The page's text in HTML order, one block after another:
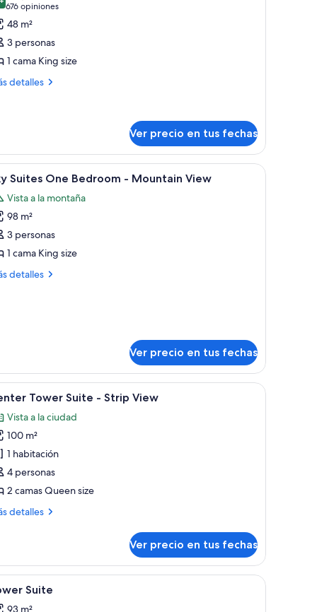
de 10
676 opiniones
(676
opiniones)
48 m²
3 personas
1 cama King size
detalles
Ver precio en tus fechas
y minibar Habitación de hotel moderna con una cama
7 Suites One Bedroom - Mountain View
Vista a la montaña
98 m²
3 personas
1 cama King size
detalles
Ver precio en tus fechas
un escritorio, una silla, un televisor y vistas a un paisaje urbano con
Habitación de hotel con dos camas, un
6 Tower Suite - Strip View
Vista a la ciudad
100 m²
1 habitación
4 personas
2 camas Queen size
detalles
Ver precio en tus fechas
un escritorio, una silla, un televisor y vistas a un paisaje urbano con
5 Suite
93 m²